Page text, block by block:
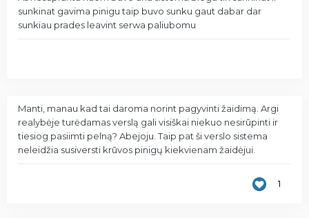
sunkinat gavima pinigu taip buvo sunku gaut dabar dar
sunkiau prades leavint serwa paliubomu
Manti, manau kad tai daroma norint pagyvinti žaidimą. Argi
realybėje turėdamas verslą gali visiškai niekuo nesirūpinti ir
tiesiog pasiimti pelną? Abejoju. Taip pat ši verslo sistema
neleidžia susiversti krūvos pinigų kiekvienam žaidėjui.
1